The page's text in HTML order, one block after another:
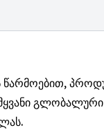
გლობალური